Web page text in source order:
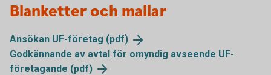
Blanketter och mallar
Ansökan UF-företag (pdf)
Godkännande av avtal för omyndig avseende UF-
företagande (pdf)